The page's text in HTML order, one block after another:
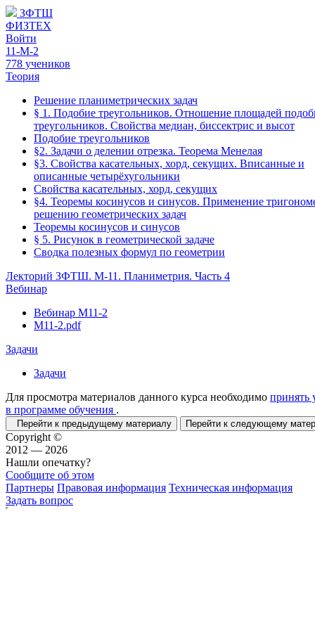
ЗФТШ
ФИЗТЕХ
Войти
11-М-2
778 учеников
Теория
Решение планиметрических задач
§ 1. Подобие треугольников. Отношение площадей
треугольников. Свойства медиан, биссектрис и высот
Подобие треугольников
§2. Задачи о делении отрезка. Теорема Менелая
§3. Свойства касательных, хорд, секущих. Вписанные и
описанные четырёхугольники
Свойства касательных, хорд, секущих
§4. Теоремы косинусов и синусов. Применение
решению геометрических задач
Теоремы косинусов и синусов
§ 5. Рисунок в геометрической задаче
Сводка полезных формул по геометрии
Лекторий ЗФТШ. М-11. Планиметрия. Часть 4
Вебинар
Вебинар М11-2
М11-2.pdf
Задачи
Задачи
Для просмотра материалов данного курса необходимо принять
в программе обучения .
Перейти к предыдущему материалу Перейти к следующему
Copyright ©
2012 — 2026
Нашли опечатку?
Сообщите об этом
Партнеры Правовая информация Техническая информация
Задать вопрос